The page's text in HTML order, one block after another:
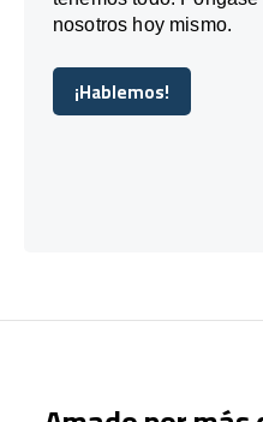
nosotros hoy mismo.
¡Hablemos!
¡Hablemos!